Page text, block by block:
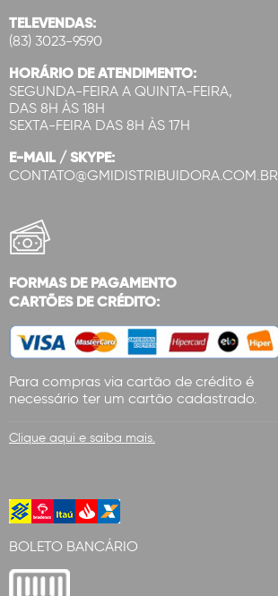
TELEVENDAS:
(83) 3023-9590
HORÁRIO DE ATENDIMENTO:
SEGUNDA-FEIRA A QUINTA-FEIRA,
DAS 8H ÀS 18H
SEXTA-FEIRA DAS 8H ÀS 17H
E-MAIL / SKYPE:
CONTATO@GMIDISTRIBUIDORA.COM.BR
FORMAS DE PAGAMENTO
CARTÕES DE CRÉDITO:
Para compras via cartão de crédito é
necessário ter um cartão cadastrado.
Clique aqui e saiba mais.
BOLETO BANCÁRIO